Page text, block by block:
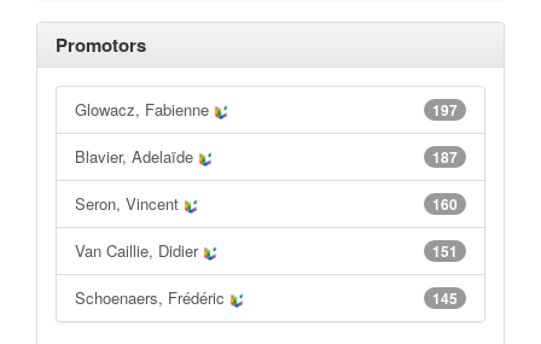
Promotors
197
Glowacz, Fabienne
187
Blavier, Adelaïde
160
Seron, Vincent
151
Van Caillie, Didier
145
Schoenaers, Frédéric